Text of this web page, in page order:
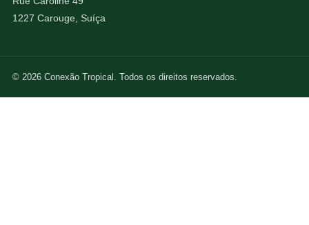
1227 Carouge, Suíça
© 2026 Conexão Tropical. Todos os direitos reservados.